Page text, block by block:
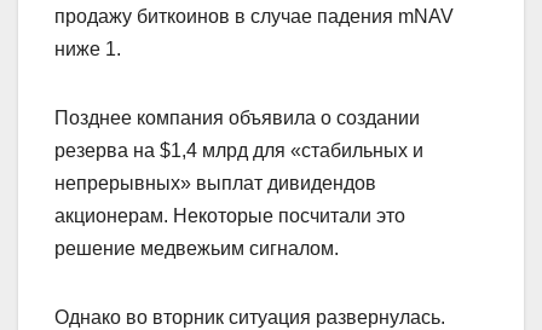
продажу биткоинов в случае падения mNAV
ниже 1.
Позднее компания объявила о создании
резерва на $1,4 млрд для «стабильных и
непрерывных» выплат дивидендов
акционерам. Некоторые посчитали это
решение медвежьим сигналом.
Однако во вторник ситуация развернулась.